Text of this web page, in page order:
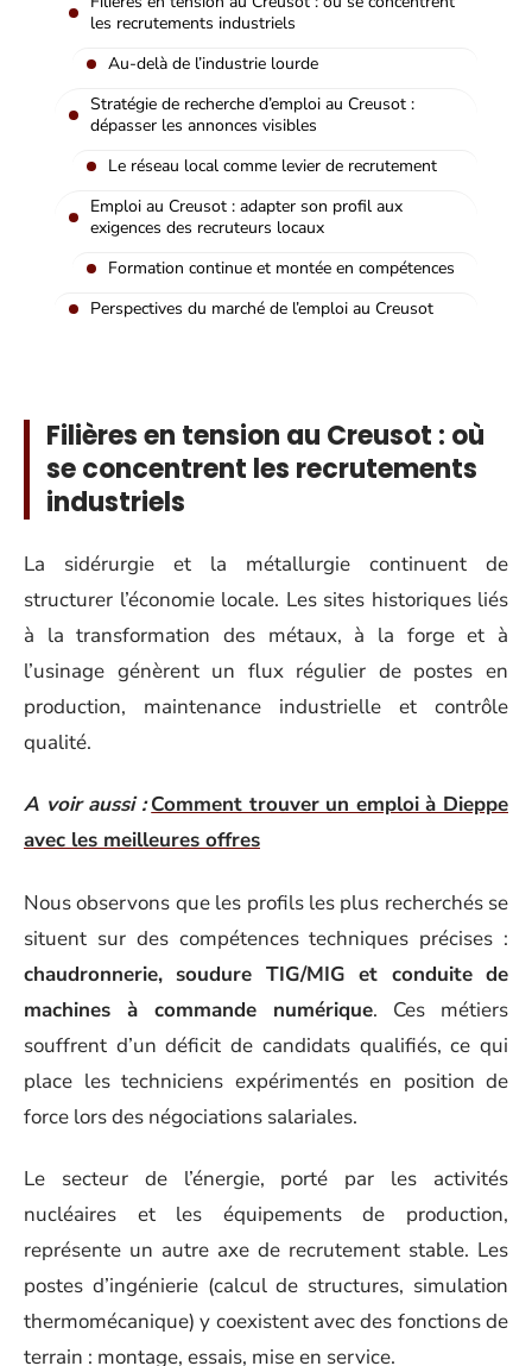
les recrutements industriels
Au-delà de l’industrie lourde
Stratégie de recherche d’emploi au Creusot :
dépasser les annonces visibles
Le réseau local comme levier de recrutement
Emploi au Creusot : adapter son profil aux
exigences des recruteurs locaux
Formation continue et montée en compétences
Perspectives du marché de l’emploi au Creusot
Filières en tension au Creusot : où
se concentrent les recrutements
industriels
La sidérurgie et la métallurgie continuent de
structurer l’économie locale. Les sites historiques liés
à la transformation des métaux, à la forge et à
l’usinage génèrent un flux régulier de postes en
production, maintenance industrielle et contrôle
qualité.
A voir aussi : Comment trouver un emploi à Dieppe
avec les meilleures offres
Nous observons que les profils les plus recherchés se
situent sur des compétences techniques précises :
chaudronnerie, soudure TIG/MIG et conduite de
machines à commande numérique. Ces métiers
souffrent d’un déficit de candidats qualifiés, ce qui
place les techniciens expérimentés en position de
force lors des négociations salariales.
Le secteur de l’énergie, porté par les activités
nucléaires et les équipements de production,
représente un autre axe de recrutement stable. Les
postes d’ingénierie (calcul de structures, simulation
thermomécanique) y coexistent avec des fonctions de
terrain : montage, essais, mise en service.